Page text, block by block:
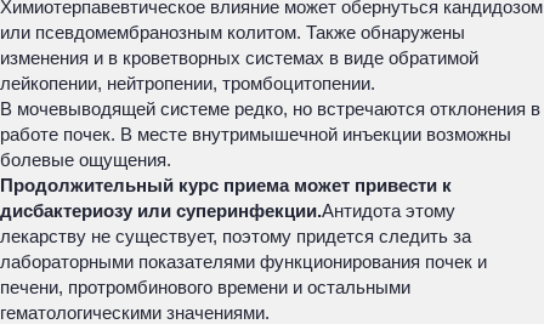
Химиотерпавевтическое влияние может обернуться кандидозом
или псевдомембранозным колитом. Также обнаружены
изменения и в кроветворных системах в виде обратимой
лейкопении, нейтропении, тромбоцитопении.
В мочевыводящей системе редко, но встречаются отклонения в
работе почек. В месте внутримышечной инъекции возможны
болевые ощущения.
Продолжительный курс приема может привести к
дисбактериозу или суперинфекции.Антидота этому
лекарству не существует, поэтому придется следить за
лабораторными показателями функционирования почек и
печени, протромбинового времени и остальными
гематологическими значениями.